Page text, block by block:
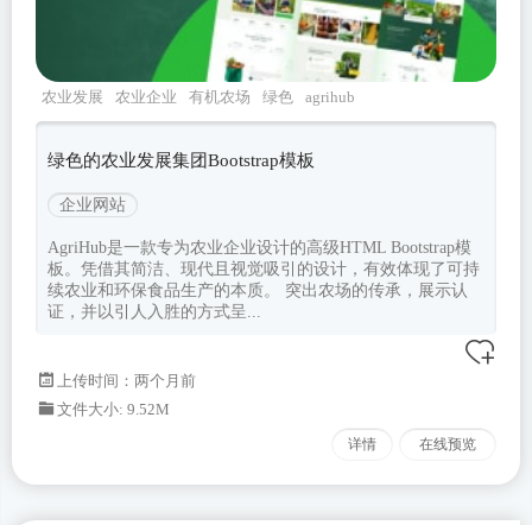
农业发展 农业企业 有机农场 绿色 agrihub
绿色的农业发展集团Bootstrap模板
企业网站
AgriHub是一款专为农业企业设计的高级HTML Bootstrap模
板。凭借其简洁、现代且视觉吸引的设计，有效体现了可持
续农业和环保食品生产的本质。 突出农场的传承，展示认
证，并以引人入胜的方式呈...
上传时间：两个月前
文件大小: 9.52M
详情 在线预览